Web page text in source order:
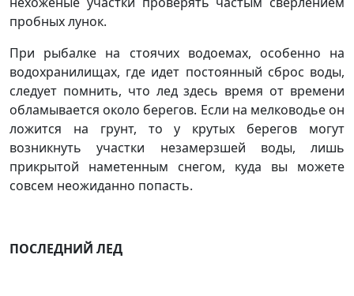
пробных лунок.
При рыбалке на стоячих водоемах, особенно на
водохранилищах, где идет постоянный сброс воды,
следует помнить, что лед здесь время от времени
обламывается около берегов. Если на мелководье он
ложится на грунт, то у крутых берегов могут
возникнуть участки незамерзшей воды, лишь
прикрытой наметенным снегом, куда вы можете
совсем неожиданно попасть.
ПОСЛЕДНИЙ ЛЕД